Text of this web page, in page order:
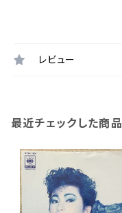
レビュー
最近チェックした商品